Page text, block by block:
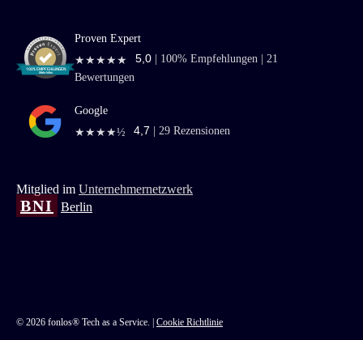
Proven Expert
★★★★★
5,0 | 100% Empfehlungen | 21
Bewertungen
Google
★★★★½
4,7 | 29 Rezensionen
Mitglied im Unternehmernetzwerk
BNI Berlin
© 2026 fonlos® Tech as a Service. | Cookie Richtlinie